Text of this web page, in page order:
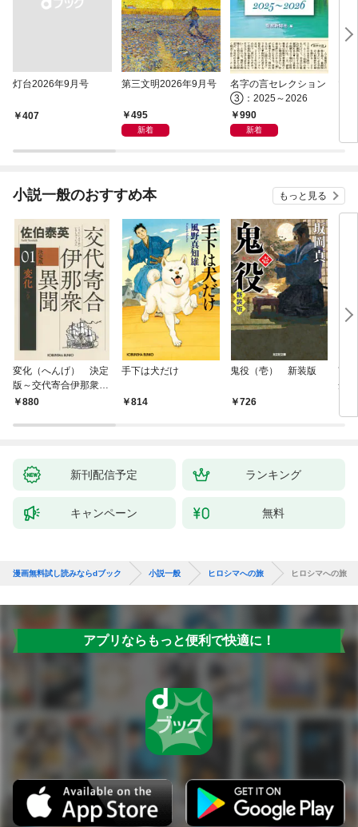
灯台2026年9月号
￥407
第三文明2026年9月号
495
新着
名字の言セレクション
③：2025～2026
990
新着
小説一般のおすすめ本 もっと見る
変化（へんげ） 決定
版～交代寄合伊那衆異
聞（1）～
880
手下は犬だけ
814
鬼役（壱） 新装版
726
南
舟
新刊配信予定 ランキング
キャンペーン 無料
漫画無料試し読みならdブック 小説一般 ヒロシマへの旅 ヒロシマへの旅
アプリならもっと便利で快適に！